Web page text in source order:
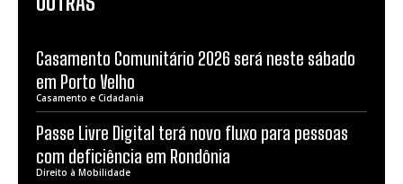
Casamento Comunitário 2026 será neste sábado
em Porto Velho
Casamento e Cidadania
Passe Livre Digital terá novo fluxo para pessoas
com deficiência em Rondônia
Direito à Mobilidade